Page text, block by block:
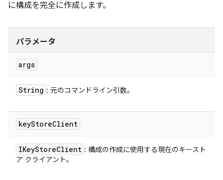
に構成を完全に作成します。
パラメータ
args
String : 元のコマンドライン引数。
keyStoreClient
IKeyStoreClient : 構成の作成に使用する現在のキースト
ア クライアント。